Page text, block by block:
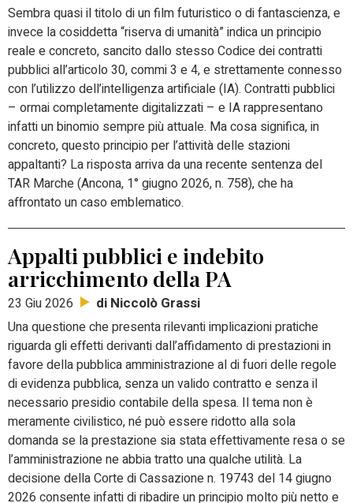
Sembra quasi il titolo di un film futuristico o di fantascienza, e
invece la cosiddetta “riserva di umanità” indica un principio
reale e concreto, sancito dallo stesso Codice dei contratti
pubblici all’articolo 30, commi 3 e 4, e strettamente connesso
con l’utilizzo dell’intelligenza artificiale (IA). Contratti pubblici
– ormai completamente digitalizzati – e IA rappresentano
infatti un binomio sempre più attuale. Ma cosa significa, in
concreto, questo principio per l’attività delle stazioni
appaltanti? La risposta arriva da una recente sentenza del
TAR Marche (Ancona, 1° giugno 2026, n. 758), che ha
affrontato un caso emblematico.
Appalti pubblici e indebito
arricchimento della PA
23 Giu 2026 di Niccolò Grassi
Una questione che presenta rilevanti implicazioni pratiche
riguarda gli effetti derivanti dall’affidamento di prestazioni in
favore della pubblica amministrazione al di fuori delle regole
di evidenza pubblica, senza un valido contratto e senza il
necessario presidio contabile della spesa. Il tema non è
meramente civilistico, né può essere ridotto alla sola
domanda se la prestazione sia stata effettivamente resa o se
l’amministrazione ne abbia tratto una qualche utilità. La
decisione della Corte di Cassazione n. 19743 del 14 giugno
2026 consente infatti di ribadire un principio molto più netto e